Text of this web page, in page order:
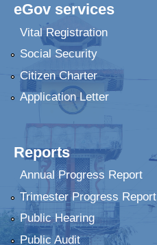
eGov services
Vital Registration
Social Security
Citizen Charter
Application Letter
Reports
Annual Progress Report
Trimester Progress Report
Public Hearing
Public Audit